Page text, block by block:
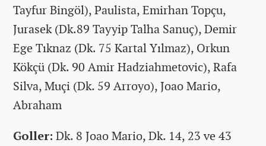
Tayfur Bingöl), Paulista, Emirhan Topçu,
Jurasek (Dk.89 Tayyip Talha Sanuç), Demir
Ege Tıknaz (Dk. 75 Kartal Yılmaz), Orkun
Kökçü (Dk. 90 Amir Hadziahmetovic), Rafa
Silva, Muçi (Dk. 59 Arroyo), Joao Mario,
Abraham
Goller: Dk. 8 Joao Mario, Dk. 14, 23 ve 43